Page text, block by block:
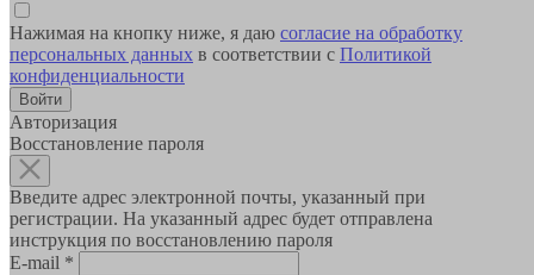
Нажимая на кнопку ниже, я даю согласие на обработку
персональных данных в соответствии с Политикой
конфиденциальности
Авторизация
Восстановление пароля
Введите адрес электронной почты, указанный при
регистрации. На указанный адрес будет отправлена
инструкция по восстановлению пароля
E-mail *